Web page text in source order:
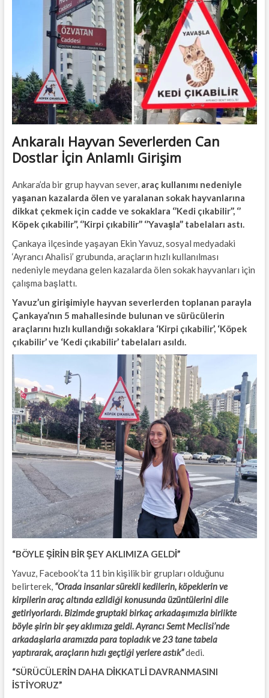
t
t
o
n
Ankaralı Hayvan Severlerden Can
Dostlar İçin Anlamlı Girişim
Ankara’da bir grup hayvan sever, araç kullanımı nedeniyle
yaşanan kazalarda ölen ve yaralanan sokak hayvanlarına
dikkat çekmek için cadde ve sokaklara ‘’Kedi çıkabilir’’, ‘’
Köpek çıkabilir’’, ‘’Kirpi çıkabilir’’ ‘’Yavaşla’’ tabelaları astı.
Çankaya ilçesinde yaşayan Ekin Yavuz, sosyal medyadaki
‘Ayrancı Ahalisi’ grubunda, araçların hızlı kullanılması
nedeniyle meydana gelen kazalarda ölen sokak hayvanları için
çalışma başlattı.
Yavuz’un girişimiyle hayvan severlerden toplanan parayla
Çankaya’nın 5 mahallesinde bulunan ve sürücülerin
araçlarını hızlı kullandığı sokaklara ‘Kirpi çıkabilir’, ‘Köpek
çıkabilir’ ve ‘Kedi çıkabilir’ tabelaları asıldı.
“BÖYLE ŞİRİN BİR ŞEY AKLIMIZA GELDİ”
Yavuz, Facebook’ta 11 bin kişilik bir grupları olduğunu
belirterek,“Orada insanlar sürekli kedilerin, köpeklerin ve
kirpilerin araç altında ezildiği konusunda üzüntülerini dile
getiriyorlardı. Bizimde gruptaki birkaç arkadaşımızla birlikte
böyle şirin bir şey aklımıza geldi. Ayrancı Semt Meclisi’nde
arkadaşlarla aramızda para topladık ve 23 tane tabela
yaptırarak, araçların hızlı geçtiği yerlere astık”dedi.
“SÜRÜCÜLERİN DAHA DİKKATLİ DAVRANMASINI
İSTİYORUZ”